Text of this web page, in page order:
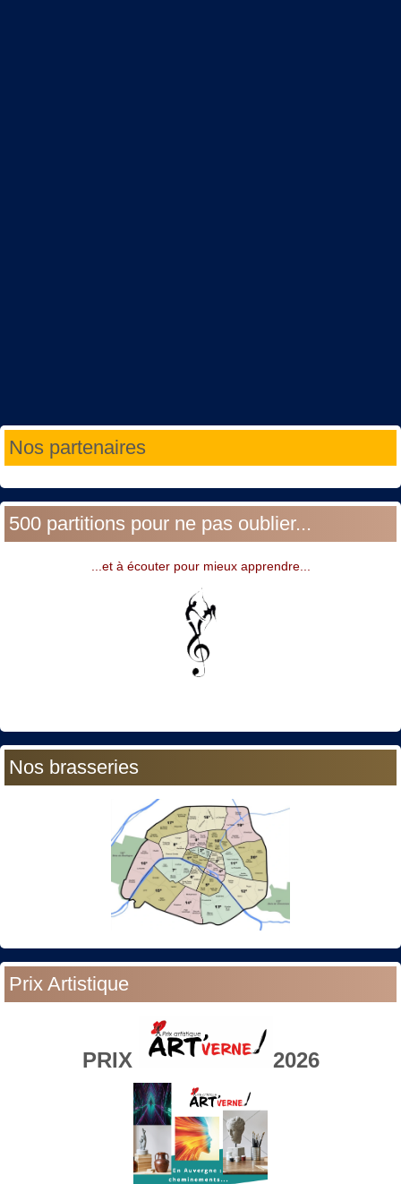
Nos partenaires
500 partitions pour ne pas oublier...
...et à écouter pour mieux apprendre...
Nos brasseries
Prix Artistique
PRIX 2026
Année
précédente
Mois
précédent
Année
suivante
Mois
suivant